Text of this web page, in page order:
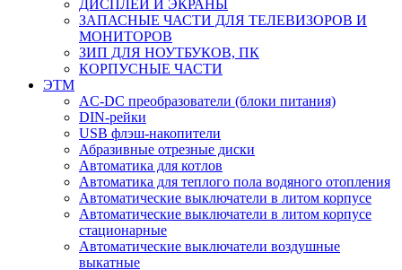
ДИСПЛЕИ И ЭКРАНЫ
ЗАПАСНЫЕ ЧАСТИ ДЛЯ ТЕЛЕВИЗОРОВ И
МОНИТОРОВ
ЗИП ДЛЯ НОУТБУКОВ, ПК
КОРПУСНЫЕ ЧАСТИ
ЭТМ
AC-DC преобразователи (блоки питания)
DIN-рейки
USB флэш-накопители
Абразивные отрезные диски
Автоматика для котлов
Автоматика для теплого пола водяного отопления
Автоматические выключатели в литом корпусе
Автоматические выключатели в литом корпусе
стационарные
Автоматические выключатели воздушные
выкатные